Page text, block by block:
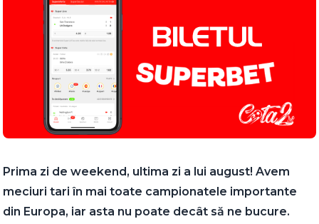
Prima zi de weekend, ultima zi a lui august! Avem
meciuri tari în mai toate campionatele importante
din Europa, iar asta nu poate decât să ne bucure.